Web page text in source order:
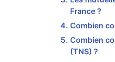
France ?
Combien
Combien
(TNS) ?